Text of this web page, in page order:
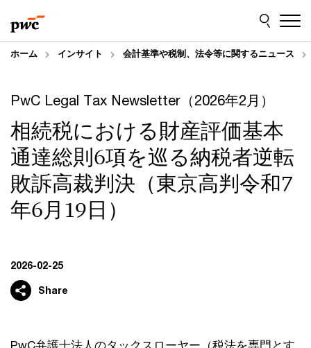
to
content
to
footer
ホーム インサイト 会計基準や税制、法令等に関するニュース
PwC Legal Tax Newsletter（2026年2月）
相続税における財産評価基本
通達総則6項を巡る納税者逆転
敗訴高裁判決（東京高判令和7
年6月19日）
2026-02-25
Share
PwC弁護士法人のタックスローヤー（税法を専門とす